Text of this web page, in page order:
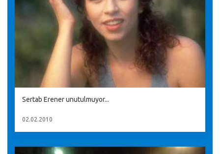
Sertab Erener unutulmuyor...
02.02.2010